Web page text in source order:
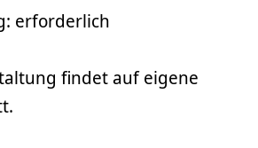
erforderlich
findet auf eigene